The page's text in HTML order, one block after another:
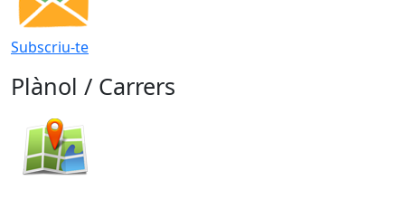
Subscriu-te
Plànol / Carrers